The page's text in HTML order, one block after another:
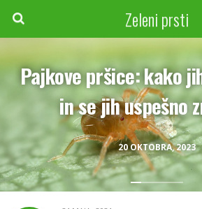
Zeleni prsti
20 OKTOBRA, 2023
Pajkove pršice: kako
in se jih uspešno